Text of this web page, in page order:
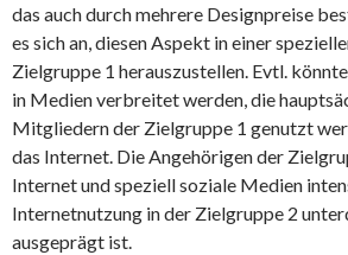
das auch durch mehrere Designpreise
es sich an, diesen Aspekt in einer
Zielgruppe 1 herauszustellen. Evtl.
in Medien verbreitet werden, die
Mitgliedern der Zielgruppe 1 genutzt
das Internet. Die Angehörigen der
Internet und speziell soziale Medien
Internetnutzung in der Zielgruppe 2
ausgeprägt ist.